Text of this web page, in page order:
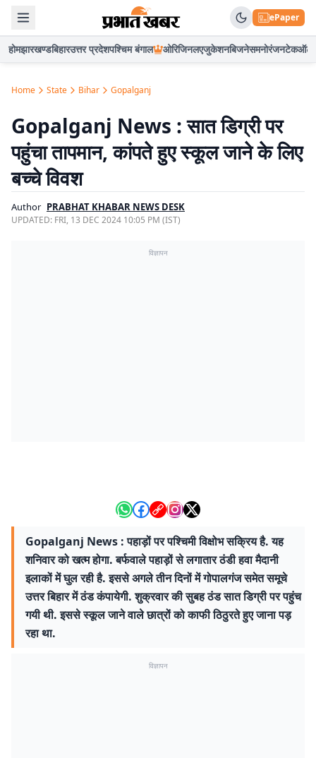
ePaper
होमझारखण्डबिहारउत्तर प्रदेशपश्चिम बंगाल ओरिजिनलएजुकेशनबिजनेसमनोरंजनटेकऑटो
Home State Bihar Gopalganj
Gopalganj News : सात डिग्री पर
पहुंचा तापमान, कांपते हुए स्कूल जाने के लिए
बच्चे विवश
Author PRABHAT KHABAR NEWS DESK
UPDATED: FRI, 13 DEC 2024 10:05 PM (IST)
विज्ञापन
Gopalganj News : पहाड़ों पर पश्चिमी विक्षोभ सक्रिय है. यह
शनिवार को खत्म होगा. बर्फवाले पहाड़ों से लगातार ठंडी हवा मैदानी
इलाकों में घुल रही है. इससे अगले तीन दिनों में गोपालगंज समेत समूचे
उत्तर बिहार में ठंड कंपायेगी. शुक्रवार की सुबह ठंड सात डिग्री पर पहुंच
गयी थी. इससे स्कूल जाने वाले छात्रों को काफी ठिठुरते हुए जाना पड़
रहा था.
विज्ञापन